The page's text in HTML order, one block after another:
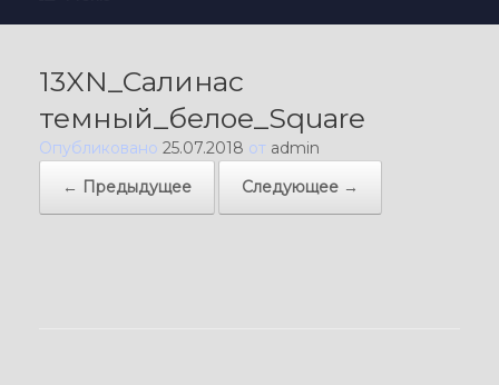
13XN_Салинас
темный_белое_Square
Опубликовано 25.07.2018 от admin
← Предыдущее
Следующее →